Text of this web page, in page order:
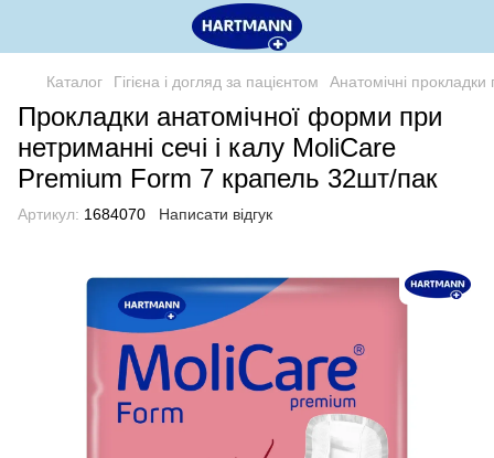
Каталог Гігієна і догляд за пацієнтом Анатомічні
Прокладки анатомічної форми при
нетриманні сечі і калу MoliCare
Premium Form 7 крапель 32шт/пак
Артикул: 1684070 Написати відгук